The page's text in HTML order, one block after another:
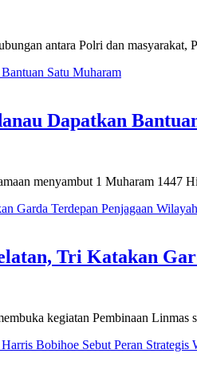
antara Polri dan
Dapatkan
menyambut 1 Muharam 1447
Tri Katakan
kegiatan Pembinaan Linmas